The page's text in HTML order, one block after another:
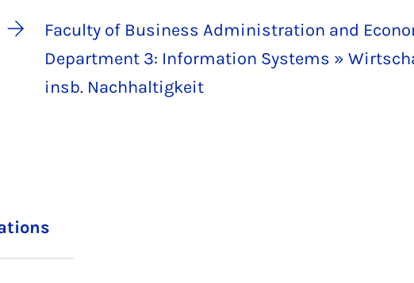
Faculty of Business Administration and
Department 3: Information Systems »
insb. Nachhaltigkeit